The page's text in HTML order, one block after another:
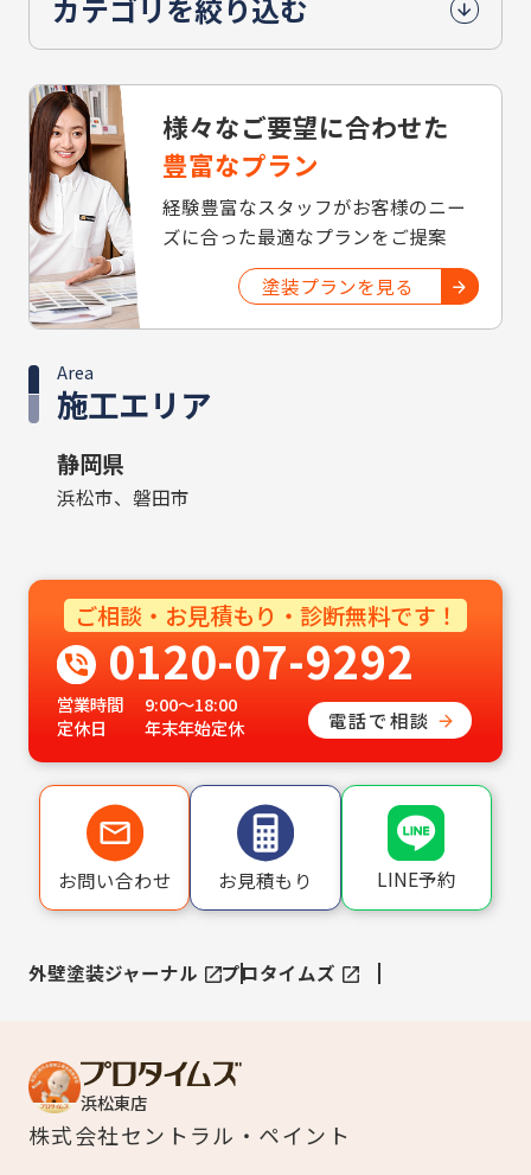
カテゴリを絞り込む
様々なご要望に合わせた
豊富なプラン
経験豊富なスタッフがお客様のニー
ズに合った最適なプランをご提案
塗装プランを見る
施工エリア
Area
静岡県
浜松市、磐田市
ご相談・お見積もり・診断無料です！
0120-07-9292
営業時間
9:00〜18:00
定休日
年末年始定休 電話で相談
お問い合わせ お見積もり LINE予約
外壁塗装ジャーナル プロタイムズ
浜松東店
株式会社セントラル・ペイント